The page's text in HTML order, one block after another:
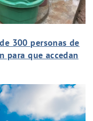
300 personas de
para que accedan